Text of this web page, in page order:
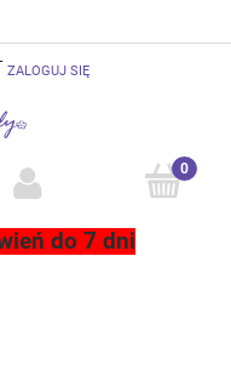
ZALOGUJ SIĘ
do 7 dni